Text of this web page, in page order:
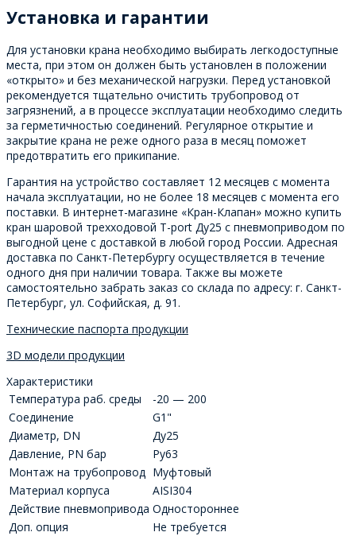
Установка и гарантии
Для установки крана необходимо выбирать легкодоступные
места, при этом он должен быть установлен в положении
«открыто» и без механической нагрузки. Перед установкой
рекомендуется тщательно очистить трубопровод от
загрязнений, а в процессе эксплуатации необходимо следить
за герметичностью соединений. Регулярное открытие и
закрытие крана не реже одного раза в месяц поможет
предотвратить его прикипание.
Гарантия на устройство составляет 12 месяцев с момента
начала эксплуатации, но не более 18 месяцев с момента его
поставки. В интернет-магазине «Кран-Клапан» можно купить
кран шаровой трехходовой T-port Ду25 с пневмоприводом по
выгодной цене с доставкой в любой город России. Адресная
доставка по Санкт-Петербургу осуществляется в течение
одного дня при наличии товара. Также вы можете
самостоятельно забрать заказ со склада по адресу: г. Санкт-
Петербург, ул. Софийская, д. 91.
Технические паспорта продукции
3D модели продукции
Характеристики
Температура раб. среды
-20 — 200
Соединение
G1"
Диаметр, DN
Ду25
Давление, PN бар
Ру63
Монтаж на трубопровод Муфтовый
Материал корпуса
AISI304
Действие пневмопривода Одностороннее
Доп. опция
Не требуется